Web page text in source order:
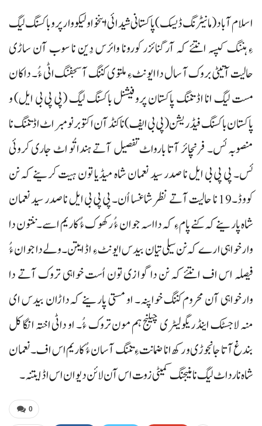
اسلام آباد (مانیٹرنگ ڈیسک) پاکستانی شیدائی اینخو اولیکو وار پرو باکسنگ لیگ
ءِ ہننگ کپسہ انتئے کہ آرگنائزر کورونا وائرس دَین نا سوب آن ساڑی
حالیت آتیٹی بروک آ سال دا ایونٹ ءِ ملتوی کننگ آ سجفنگ اٹی ءُُ۔ داکان
مست لیگ انا اڈ تننگ پاکستان پروفیشنل باکسنگ لیگ (پی پی بی ایل) و
پاکستان باکسنگ فیڈریشن (پی بی ایف) نا کنڈآن اکتوبر نومبر اٹ اڈ تننگ نا
منصوبہ ئس۔ فرنچائر آتا بارواٹ تفصیل آتے ہندا تُو اٹ جاری کروئی
ئس۔ پی پی بی ایل نا صدر سید نعمان شاہ میڈیا تون ہیت کرینے کہ نن
کووڈ۔19 نا حالیت آتے نظر شاغسا اُن۔ پی پی بی ایل نا صدر سید نعمان
شاہ پارینے کہ کنے پام ءِ کہ دا اسہ جوان ءُُ رکھوک ءُُ کاریم اسے۔ ننتون دا
وارخواہی ارے کہ نن سیلی تیان بیدس ایونٹ ءِ اڈ ایتن۔ ولے دا جوان ءُُ
فیصلہ اس اف انتئے کہ نن دا گوازی تون اُست خواہی تروک آتے دا
وارخواہی آن محروم کننگ خواپنہ۔ او مستی پارینے کہ داڑان بیدس ای
منہ لاجسٹک اینڈ ریگولیٹری چیلنج ہم مون تروک ءُُ۔ او داٹی اختہ انگا کل
بندغ آتا جانجوڑی و رکھ انا ضمانت ءِ تننگ آسان ءُُ کاریم اس اف۔ نعمان
شاہ نا رداٹ لیگ نا منیجنگ کمیٹی زوت اس آن لائن دیوان اس اڈ ایتنہ۔
0